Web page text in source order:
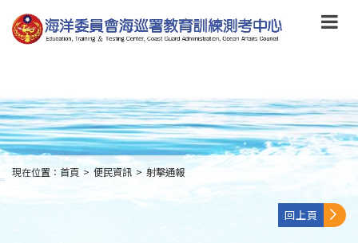
到
主
要
to
main
content
:::
現在位置： 首頁 > 便民資訊 > 射擊通報
回上頁